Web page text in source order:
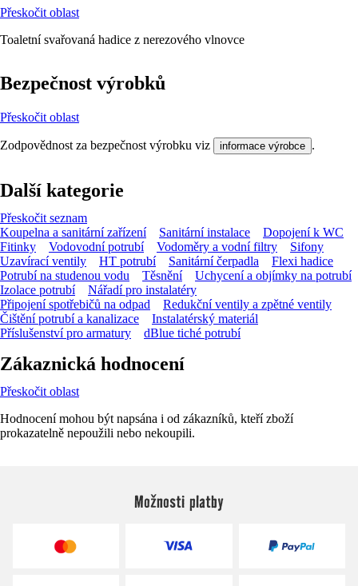
Přeskočit oblast
Toaletní svařovaná hadice z nerezového vlnovce
Bezpečnost výrobků
Přeskočit oblast
Zodpovědnost za bezpečnost výrobku viz informace výrobce .
Další kategorie
Přeskočit seznam
Koupelna a sanitární zařízení
Sanitární instalace
Dopojení k WC
Fitinky
Vodovodní potrubí Vodoměry a vodní filtry
Sifony
Uzavírací ventily
HT potrubí Sanitární čerpadla
Flexi hadice
Potrubí na studenou vodu
Těsnění
Uchycení a objímky na potrubí
Izolace potrubí
Nářadí pro instalatéry
Připojení spotřebičů na odpad
Redukční ventily a zpětné ventily
Čištění potrubí a kanalizace
Instalatérský materiál
Příslušenství pro armatury
dBlue tiché potrubí
Zákaznická hodnocení
Přeskočit oblast
Hodnocení mohou být napsána i od zákazníků, kteří zboží
prokazatelně nepoužili nebo nekoupili.
Možnosti platby